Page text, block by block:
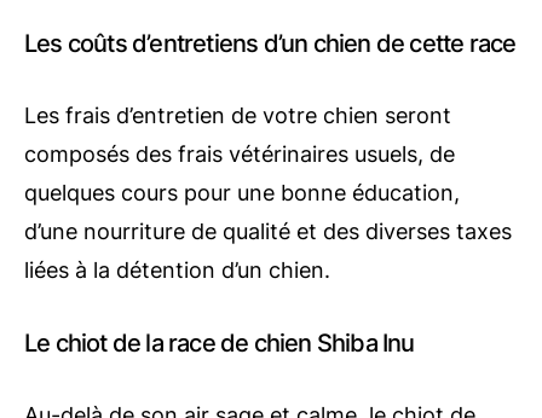
Les coûts d’entretiens d’un chien de cette race
Les frais d’entretien de votre chien seront
composés des frais vétérinaires usuels, de
quelques cours pour une bonne éducation,
d’une nourriture de qualité et des diverses taxes
liées à la détention d’un chien.
Le chiot de la race de chien Shiba Inu